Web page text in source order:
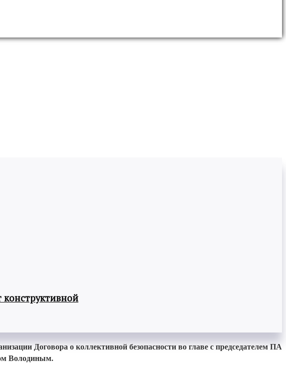
Договора о коллективной безопасности во главе с председателем ПА
Володиным.